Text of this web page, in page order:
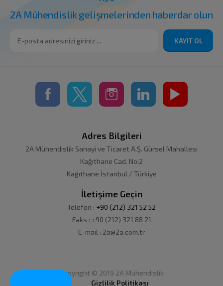
2A Mühendislik gelişmelerinden haberdar olun
KAYIT OL
Adres Bilgileri
2A Mühendislik Sanayi ve Ticaret A.Ş. Gürsel Mahallesi
Kağıthane Cad. No:2
Kağıthane İstanbul / Türkiye
İletişime Geçin
Telefon : +90 (212) 321 52 52
Faks : +90 (212) 321 88 21
E-mail : 2a@2a.com.tr
Copyright © 2019 2A Mühendislik
Gizlilik Politikası